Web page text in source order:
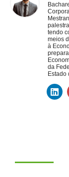
tendo
meios
à
da
Estado